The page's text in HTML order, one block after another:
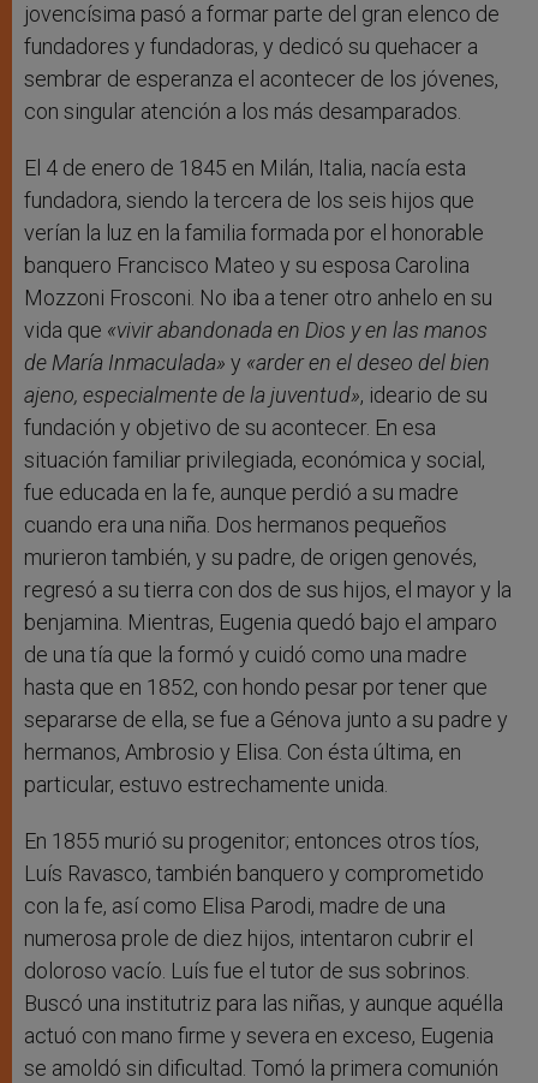
jovencísima pasó a formar parte del gran elenco de
fundadores y fundadoras, y dedicó su quehacer a
sembrar de esperanza el acontecer de los jóvenes,
con singular atención a los más desamparados.
El 4 de enero de 1845 en Milán, Italia, nacía esta
fundadora, siendo la tercera de los seis hijos que
verían la luz en la familia formada por el honorable
banquero Francisco Mateo y su esposa Carolina
Mozzoni Frosconi. No iba a tener otro anhelo en su
vida que «vivir abandonada en Dios y en las manos
de María Inmaculada» y «arder en el deseo del bien
ajeno, especialmente de la juventud», ideario de su
fundación y objetivo de su acontecer. En esa
situación familiar privilegiada, económica y social,
fue educada en la fe, aunque perdió a su madre
cuando era una niña. Dos hermanos pequeños
murieron también, y su padre, de origen genovés,
regresó a su tierra con dos de sus hijos, el mayor y la
benjamina. Mientras, Eugenia quedó bajo el amparo
de una tía que la formó y cuidó como una madre
hasta que en 1852, con hondo pesar por tener que
separarse de ella, se fue a Génova junto a su padre y
hermanos, Ambrosio y Elisa. Con ésta última, en
particular, estuvo estrechamente unida.
En 1855 murió su progenitor; entonces otros tíos,
Luís Ravasco, también banquero y comprometido
con la fe, así como Elisa Parodi, madre de una
numerosa prole de diez hijos, intentaron cubrir el
doloroso vacío. Luís fue el tutor de sus sobrinos.
Buscó una institutriz para las niñas, y aunque aquélla
actuó con mano firme y severa en exceso, Eugenia
se amoldó sin dificultad. Tomó la primera comunión